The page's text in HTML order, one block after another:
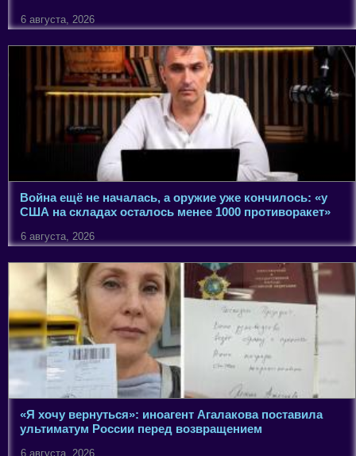
6 августа, 2026
Война ещё не началась, а оружие уже кончилось: «у
США на складах осталось менее 1000 противоракет»
6 августа, 2026
«Я хочу вернуться»: иноагент Агалакова поставила
ультиматум России перед возвращением
6 августа, 2026